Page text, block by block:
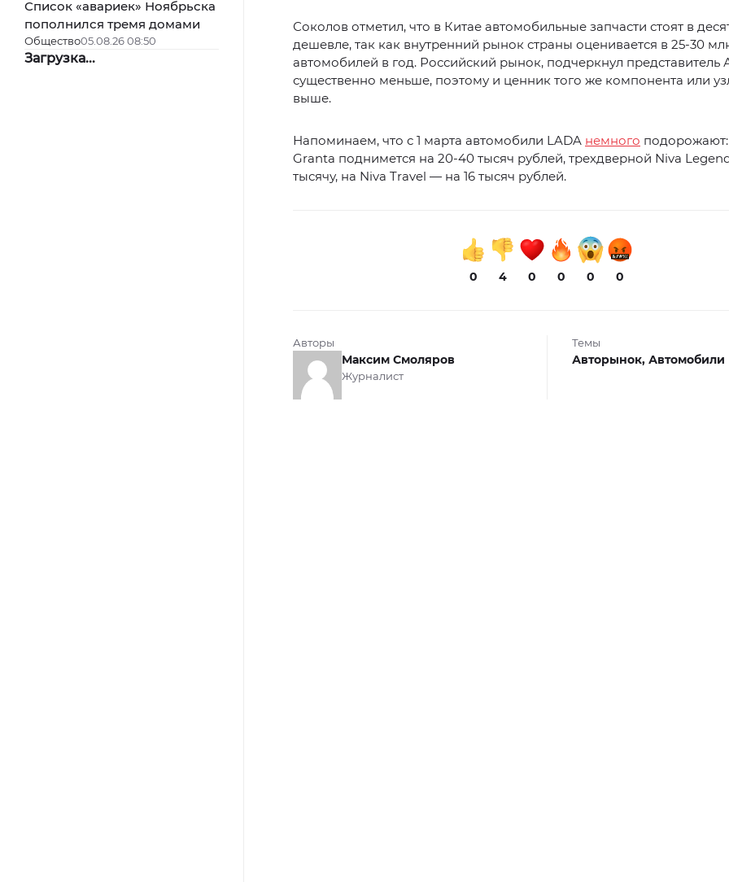
Список «авариек» Ноябрьска
пополнился тремя домами
Общество05.08.26 08:50
Загрузка...
Соколов отметил, что в Китае автомобильные запчасти стоят в
дешевле, так как внутренний рынок страны оценивается в 25-30
автомобилей в год. Российский рынок, подчеркнул представитель
существенно меньше, поэтому и ценник того же компонента или
выше.
Напоминаем, что с 1 марта автомобили LADA немного подорожают:
Granta поднимется на 20-40 тысяч рублей, трехдверной Niva
тысячу, на Niva Travel — на 16 тысяч рублей.
0 4 0 0 0 0
Авторы
Максим Смоляров
Журналист
Темы
Авторынок, Автомобили